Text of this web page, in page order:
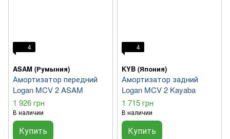
4
ASAM (Румыния)
Амортизатор передний
Logan MCV 2 ASAM
1 926 грн
В наличии
Купить
4
KYB (Япония)
Амортизатор задний
Logan MCV 2 Kayaba
1 715 грн
В наличии
Купить